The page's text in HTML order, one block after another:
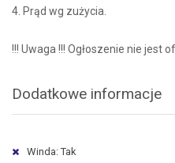
4. Prąd wg zużycia.
!!! Uwaga !!! Ogłoszenie nie jest
Dodatkowe informacje
Winda: Tak